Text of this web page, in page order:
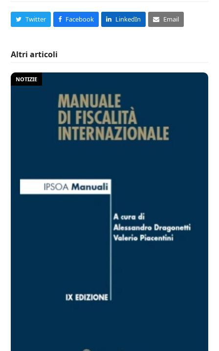
Twitter Facebook LinkedIn Email
Altri articoli
NOTIZIE